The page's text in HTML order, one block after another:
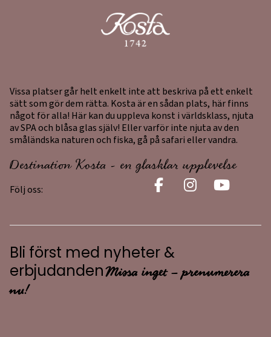
Vissa platser går helt enkelt inte att beskriva på ett enkelt
sätt som gör dem rätta. Kosta är en sådan plats, här finns
något för alla! Här kan du uppleva konst i världsklass, njuta
av SPA och blåsa glas själv! Eller varför inte njuta av den
småländska naturen och fiska, gå på safari eller vandra.
Destination Kosta - en glasklar upplevelse
Följ oss:
Bli först med nyheter &
erbjudanden Missa inget – prenumerera
nu!